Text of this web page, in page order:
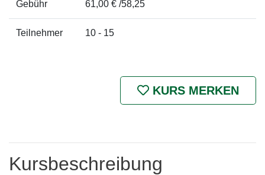
Gebühr 61,00 € /58,25
Teilnehmer 10 - 15
KURS MERKEN
Kursbeschreibung